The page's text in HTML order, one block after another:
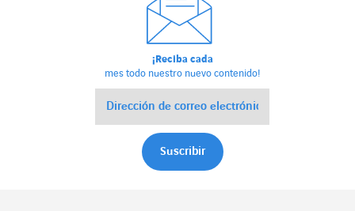
¡Reciba cada
mes todo nuestro nuevo contenido!